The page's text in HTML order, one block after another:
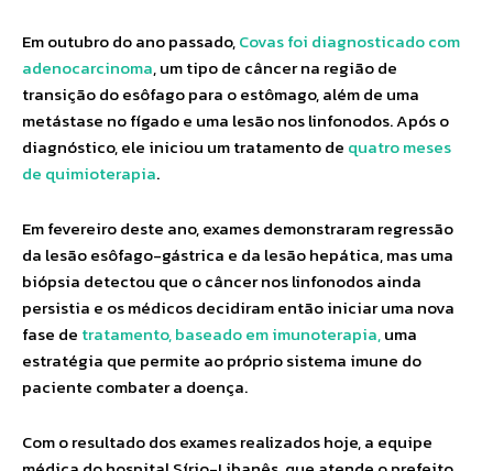
Em outubro do ano passado,Covas foi diagnosticado com
adenocarcinoma, um tipo de câncer na região de
transição do esôfago para o estômago, além de uma
metástase no fígado e uma lesão nos linfonodos. Após o
diagnóstico, ele iniciou um tratamento de quatro meses
de quimioterapia.
Em fevereiro deste ano, exames demonstraram regressão
da lesão esôfago-gástrica e da lesão hepática, mas uma
biópsia detectou que o câncer nos linfonodos ainda
persistia e os médicos decidiram então iniciar uma nova
fase de tratamento, baseado em imunoterapia,uma
estratégia que permite ao próprio sistema imune do
paciente combater a doença.
Com o resultado dos exames realizados hoje, a equipe